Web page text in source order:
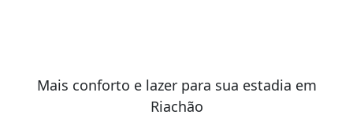
Mais conforto e lazer para sua estadia em
Riachão